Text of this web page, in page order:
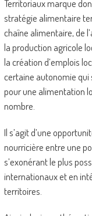
Territoriaux marque
stratégie alimentaire
chaîne alimentaire, de
la production agricole
la création d’emplois
certaine autonomie qui
pour une alimentation
nombre.
Il s’agit d’une
nourricière entre une
s’exonérant le plus
internationaux et en
territoires.